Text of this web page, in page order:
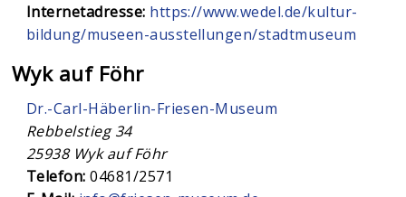
Internetadresse: https://www.wedel.de/kultur-
bildung/museen-ausstellungen/stadtmuseum
Wyk auf Föhr
Dr.-Carl-Häberlin-Friesen-Museum
Rebbelstieg 34
25938 Wyk auf Föhr
Telefon:04681/2571